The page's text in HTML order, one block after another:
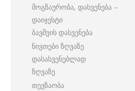
მოგზაურობა, დასვენება –
დაიჯესტი
ბავშვის დასვენება
ნივთები ზღვაზე
დასასვენებლად
ზღვაზე
თევზაობა